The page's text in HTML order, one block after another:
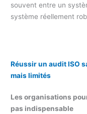
souvent entre un
système réellement
Réussir un audit ISO
mais limités
Les organisations
pas indispensable